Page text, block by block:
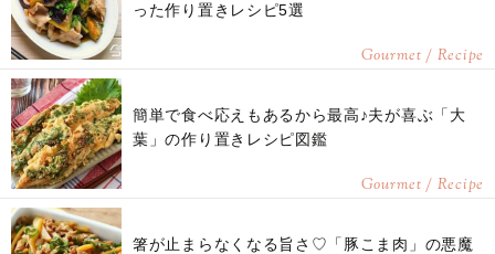
った作り置きレシピ5選
Gourmet / Recipe
簡単で食べ応えもあるから最高♪夫が喜ぶ「大
葉」の作り置きレシピ図鑑
Gourmet / Recipe
箸が止まらなくなる旨さ♡「豚こま肉」の悪魔